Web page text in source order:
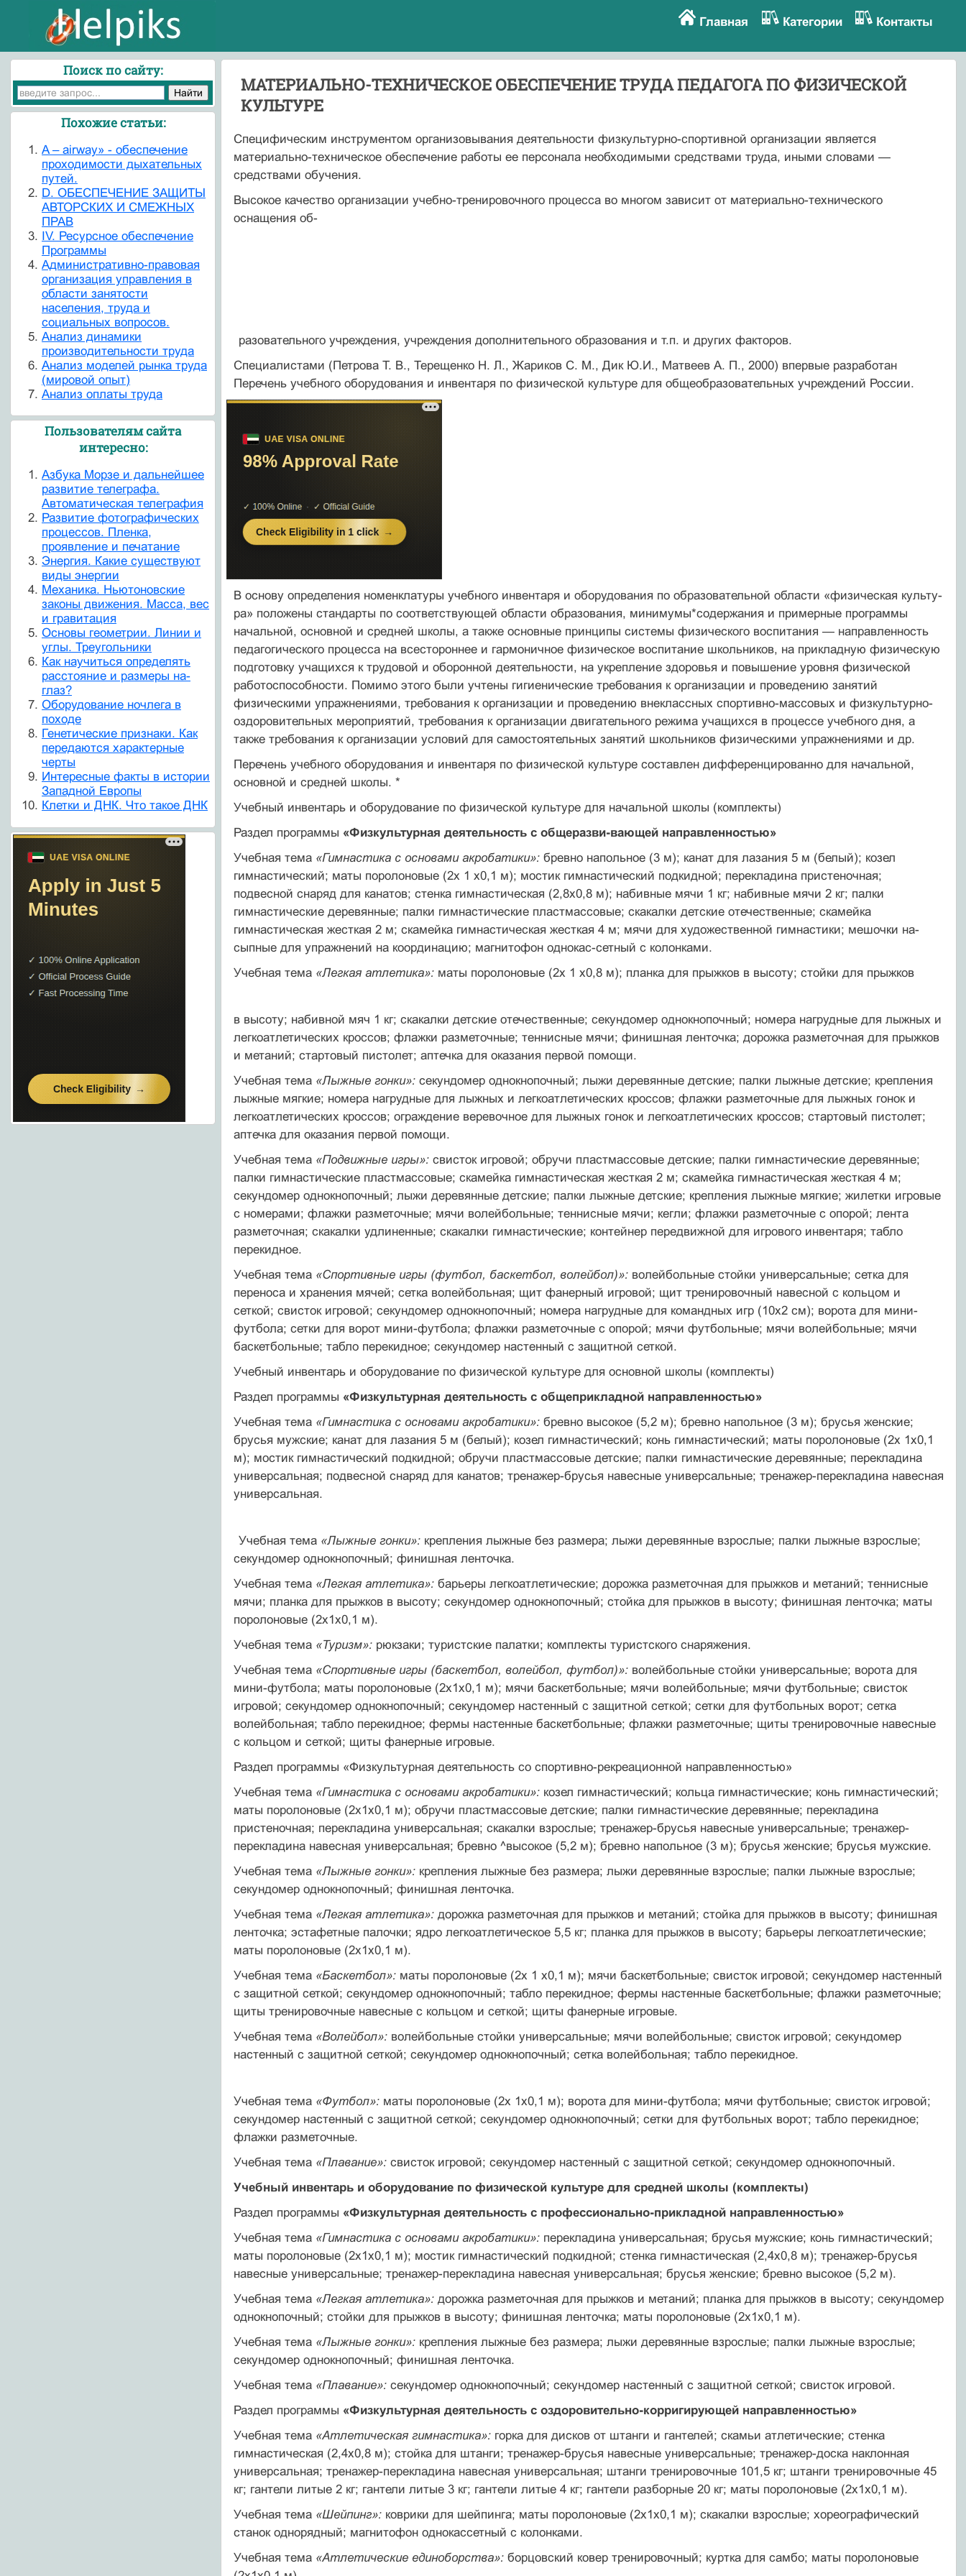
Главная Категории Контакты
МАТЕРИАЛЬНО-ТЕХНИЧЕСКОЕ ОБЕСПЕЧЕНИЕ ТРУДА ПЕДАГОГА ПО ФИЗИЧЕСКОЙ
КУЛЬТУРЕ
Специфическим инструментом организовывания деятельнос­ти физкультурно-спортивной организации является
материально-техническое обеспечение работы ее персонала необходимыми сред­ствами труда, иными словами —
средствами обучения.
Высокое качество организации учебно-тренировочного процесса во многом зависит от материально-технического
оснащения об-
разовательного учреждения, учреждения дополнительного обра­зования и т.п. и других факторов.
Специалистами (Петрова Т. В., Терещенко Н. Л., Жариков С. М., Дик Ю.И., Матвеев А. П., 2000) впервые разработан
Перечень учебного оборудования и инвентаря по физической культуре для общеобразовательных учреждений России.
В основу определения номенклатуры учебного инвентаря и оборудования по образовательной области «физическая культу­
ра» положены стандарты по соответствующей области образо­вания, минимумы*содержания и примерные программы
началь­ной, основной и средней школы, а также основные принципы системы физического воспитания — направленность
педагоги­ческого процесса на всестороннее и гармоничное физическое воспитание школьников, на прикладную физическую
подготовку учащихся к трудовой и оборонной деятельности, на укрепле­ние здоровья и повышение уровня физической
работоспособ­ности. Помимо этого были учтены гигиенические требования к организации и проведению занятий
физическими упражнения­ми, требования к организации и проведению внеклассных спортивно-массовых и физкультурно-
оздоровительных меро­приятий, требования к организации двигательного режима уча­щихся в процессе учебного дня, а
также требования к органи­зации условий для самостоятельных занятий школьников фи­зическими упражнениями и др.
Перечень учебного оборудования и инвентаря по физической культуре составлен дифференцированно для начальной,
основ­ной и средней школы. *
Учебный инвентарь и оборудование по физической культуре для начальной школы (комплекты)
Раздел программы «Физкультурная деятельность с общеразви-вающей направленностью»
Учебная тема «Гимнастика с основами акробатики»: бревно на­польное (3 м); канат для лазания 5 м (белый); козел
гимнастиче­ский; маты поролоновые (2х 1 х0,1 м); мостик гимнастический под­кидной; перекладина пристеночная;
подвесной снаряд для кана­тов; стенка гимнастическая (2,8x0,8 м); набивные мячи 1 кг; на­бивные мячи 2 кг; палки
гимнастические деревянные; палки гим­настические пластмассовые; скакалки детские отечественные; ска­мейка
гимнастическая жесткая 2 м; скамейка гимнастическая же­сткая 4 м; мячи для художественной гимнастики; мешочки на­
сыпные для упражнений на координацию; магнитофон однокас-сетный с колонками.
Учебная тема «Легкая атлетика»: маты поролоновые (2х 1 х0,8 м); планка для прыжков в высоту; стойки для прыжков
в высоту; набивной мяч 1 кг; скакалки детские отечественные; секундомер однокнопочный; номера нагрудные для лыжных и
легкоатлетических кроссов; флажки разметочные; теннисные мячи; финишная ленточка; дорожка разметочная для прыжков
и метаний; стартовый пистолет; аптечка для оказания первой по­мощи.
Учебная тема «Лыжные гонки»: секундомер однокнопочный; лыжи деревянные детские; палки лыжные детские; крепления
лыжные мягкие; номера нагрудные для лыжных и легкоатлети­ческих кроссов; флажки разметочные для лыжных гонок и
легко­атлетических кроссов; ограждение веревочное для лыжных гонок и легкоатлетических кроссов; стартовый пистолет;
аптечка для оказания первой помощи.
Учебная тема «Подвижные игры»: свисток игровой; обручи пласт­массовые детские; палки гимнастические деревянные;
палки гим­настические пластмассовые; скамейка гимнастическая жесткая 2 м; скамейка гимнастическая жесткая 4 м;
секундомер однокнопоч­ный; лыжи деревянные детские; палки лыжные детские; крепле­ния лыжные мягкие; жилетки игровые
с номерами; флажки раз­меточные; мячи волейбольные; теннисные мячи; кегли; флажки разметочные с опорой; лента
разметочная; скакалки удлиненные; скакалки гимнастические; контейнер передвижной для игрового инвентаря; табло
перекидное.
Учебная тема «Спортивные игры (футбол, баскетбол, волейбол)»: волейбольные стойки универсальные; сетка для
переноса и хра­нения мячей; сетка волейбольная; щит фанерный игровой; щит тренировочный навесной с кольцом и
сеткой; свисток игровой; секундомер однокнопочный; номера нагрудные для командных игр (10x2 см); ворота для мини-
футбола; сетки для ворот мини-футбола; флажки разметочные с опорой; мячи футбольные; мячи волейбольные; мячи
баскетбольные; табло перекидное; секундо­мер настенный с защитной сеткой.
Учебный инвентарь и оборудование по физической культуре для основной школы (комплекты)
Раздел программы «Физкультурная деятельность с общепри­кладной направленностью»
Учебная тема «Гимнастика с основами акробатики»: бревно вы­сокое (5,2 м); бревно напольное (3 м); брусья женские;
брусья мужские; канат для лазания 5 м (белый); козел гимнастический; конь гимнастический; маты поролоновые (2х 1x0,1
м); мостик гим­настический подкидной; обручи пластмассовые детские; палки гимнастические деревянные; перекладина
универсальная; подвес­ной снаряд для канатов; тренажер-брусья навесные универсаль­ные; тренажер-перекладина навесная
универсальная.
Учебная тема «Лыжные гонки»: крепления лыжные без разме­ра; лыжи деревянные взрослые; палки лыжные взрослые;
секун­домер однокнопочный; финишная ленточка.
Учебная тема «Легкая атлетика»: барьеры легкоатлетические; дорожка разметочная для прыжков и метаний; теннисные
мячи; планка для прыжков в высоту; секундомер однокнопочный; стой­ка для прыжков в высоту; финишная ленточка; маты
поролоно­вые (2x1x0,1 м).
Учебная тема «Туризм»: рюкзаки; туристские палатки; комп­лекты туристского снаряжения.
Учебная тема «Спортивные игры (баскетбол, волейбол, футбол)»: волейбольные стойки универсальные; ворота для
мини-футбола; маты поролоновые (2x1x0,1 м); мячи баскетбольные; мячи во­лейбольные; мячи футбольные; свисток
игровой; секундомер од­нокнопочный; секундомер настенный с защитной сеткой; сетки для футбольных ворот; сетка
волейбольная; табло перекидное; фермы настенные баскетбольные; флажки разметочные; щиты тренировочные навесные
с кольцом и сеткой; щиты фанерные игровые.
Раздел программы «Физкультурная деятельность со спортивно-рекреационной направленностью»
Учебная тема «Гимнастика с основами акробатики»: козел гим­настический; кольца гимнастические; конь гимнастический;
маты поролоновые (2x1x0,1 м); обручи пластмассовые детские; палки гимнастические деревянные; перекладина
пристеночная; перекла­дина универсальная; скакалки взрослые; тренажер-брусья навес­ные универсальные; тренажер-
перекладина навесная универсаль­ная; бревно ^высокое (5,2 м); бревно напольное (3 м); брусья жен­ские; брусья мужские.
Учебная тема «Лыжные гонки»: крепления лыжные без разме­ра; лыжи деревянные взрослые; палки лыжные взрослые;
секун­домер однокнопочный; финишная ленточка.
Учебная тема «Легкая атлетика»: дорожка разметочная для прыжков и метаний; стойка для прыжков в высоту; финишная
ленточка; эстафетные палочки; ядро легкоатлетическое 5,5 кг; план­ка для прыжков в высоту; барьеры легкоатлетические;
маты поро­лоновые (2x1x0,1 м).
Учебная тема «Баскетбол»: маты поролоновые (2х 1 х0,1 м); мячи баскетбольные; свисток игровой; секундомер настенный
с защит­ной сеткой; секундомер однокнопочный; табло перекидное; фер­мы настенные баскетбольные; флажки разметочные;
щиты трени­ровочные навесные с кольцом и сеткой; щиты фанерные игровые.
Учебная тема «Волейбол»: волейбольные стойки универсальные; мячи волейбольные; свисток игровой; секундомер
настенный с защитной сеткой; секундомер однокнопочный; сетка волейболь­ная; табло перекидное.
Учебная тема «Футбол»: маты поролоновые (2х 1x0,1 м); воро­та для мини-футбола; мячи футбольные; свисток игровой;
секун­домер настенный с защитной сеткой; секундомер однокнопоч­ный; сетки для футбольных ворот; табло перекидное;
флажки раз­меточные.
Учебная тема «Плавание»: свисток игровой; секундомер настен­ный с защитной сеткой; секундомер однокнопочный.
Учебный инвентарь и оборудование по физической культуре для средней школы (комплекты)
Раздел программы «Физкультурная деятельность с профессио­нально-прикладной направленностью»
Учебная тема «Гимнастика с основами акробатики»: переклади­на универсальная; брусья мужские; конь гимнастический;
маты поролоновые (2x1x0,1 м); мостик гимнастический подкидной; стенка гимнастическая (2,4x0,8 м); тренажер-брусья
навесные уни­версальные; тренажер-перекладина навесная универсальная; бру­сья женские; бревно высокое (5,2 м).
Учебная тема «Легкая атлетика»: дорожка разметочная для прыжков и метаний; планка для прыжков в высоту; секундомер
однокнопочный; стойки для прыжков в высоту; финишная лен­точка; маты поролоновые (2x1x0,1 м).
Учебная тема «Лыжные гонки»: крепления лыжные без разме­ра; лыжи деревянные взрослые; палки лыжные взрослые;
секун­домер однокнопочный; финишная ленточка.
Учебная тема «Плавание»: секундомер однокнопочный; секун­домер настенный с защитной сеткой; свисток игровой.
Раздел программы «Физкультурная деятельность с оздоровитель­но-корригирующей направленностью»
Учебная тема «Атлетическая гимнастика»: горка для дисков от штанги и гантелей; скамьи атлетические; стенка
гимнастическая (2,4x0,8 м); стойка для штанги; тренажер-брусья навесные уни­версальные; тренажер-доска наклонная
универсальная; тренажер-перекладина навесная универсальная; штанги тренировочные 101,5 кг; штанги тренировочные 45
кг; гантели литые 2 кг; гантели литые 3 кг; гантели литые 4 кг; гантели разборные 20 кг; маты поролоновые (2x1x0,1 м).
Учебная тема «Шейпинг»: коврики для шейпинга; маты поро­лоновые (2x1x0,1 м); скакалки взрослые; хореографический
ста­нок однорядный; магнитофон однокассетный с колонками.
Учебная тема «Атлетические единоборства»: борцовский ко­вер тренировочный; куртка для самбо; маты поролоновые
Поиск по сайту:
Похожие статьи:
A – airway» - обеспечение
проходимости дыхательных
путей.
D. ОБЕСПЕЧЕНИЕ ЗАЩИТЫ
АВТОРСКИХ И СМЕЖНЫХ
ПРАВ
IV. Ресурсное обеспечение
Программы
Административно-правовая
организация управления в
области занятости
населения, труда и
социальных вопросов.
Анализ динамики
производительности труда
Анализ моделей рынка труда
(мировой опыт)
Анализ оплаты труда
Пользователям сайта
интересно:
Азбука Морзе и дальнейшее
развитие телеграфа.
Автоматическая телеграфия
Развитие фотографических
процессов. Пленка,
проявление и печатание
Энергия. Какие существуют
виды энергии
Механика. Ньютоновские
законы движения. Масса, вес
и гравитация
Основы геометрии. Линии и
углы. Треугольники
Как научиться определять
расстояние и размеры на-
глаз?
Оборудование ночлега в
походе
Генетические признаки. Как
передаются характерные
черты
Интересные факты в истории
Западной Европы
Клетки и ДНК. Что такое ДНК